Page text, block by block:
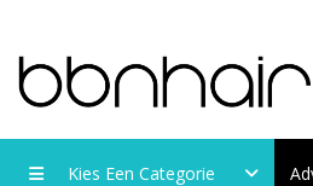
Kies Een Categorie